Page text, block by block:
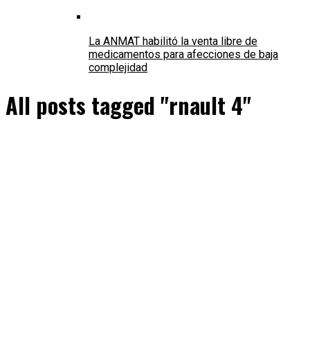
La ANMAT habilitó la venta libre de
medicamentos para afecciones de baja
complejidad
All posts tagged "rnault 4"